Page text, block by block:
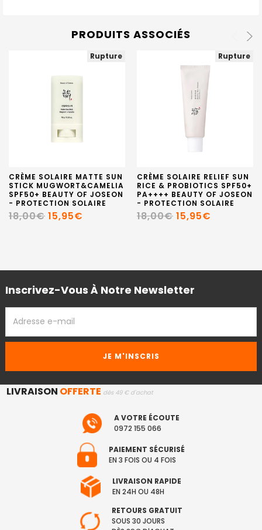
PRODUITS ASSOCIÉS
Rupture
CRÈME SOLAIRE MATTE SUN
STICK MUGWORT&CAMELIA
SPF50+ BEAUTY OF JOSEON
- PROTECTION SOLAIRE
18,00€ 15,95€
Rupture
CRÈME SOLAIRE RELIEF SUN
RICE & PROBIOTICS SPF50+
PA++++ BEAUTY OF JOSEON
- PROTECTION SOLAIRE
18,00€ 15,95€
Inscrivez-Vous À Notre Newsletter
EMAIL
LIVRAISON OFFERTE dès 49 € d'achat
A VOTRE ÉCOUTE
0972 155 066
PAIEMENT SÉCURISÉ
EN 3 FOIS OU 4 FOIS
LIVRAISON RAPIDE
EN 24H OU 48H
RETOURS GRATUIT
SOUS 30 JOURS